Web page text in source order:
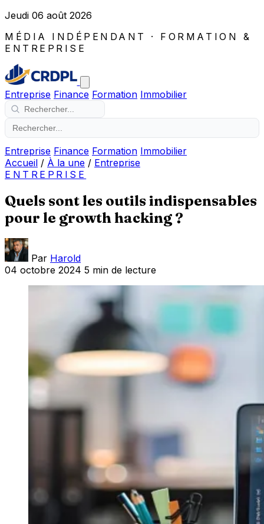
Jeudi 06 août 2026
MÉDIA INDÉPENDANT · FORMATION &
ENTREPRISE
Entreprise Finance Formation Immobilier
Entreprise Finance Formation Immobilier
Accueil / À la une / Entreprise
ENTREPRISE
Quels sont les outils indispensables
pour le growth hacking ?
Par Harold
04 octobre 2024 5 min de lecture